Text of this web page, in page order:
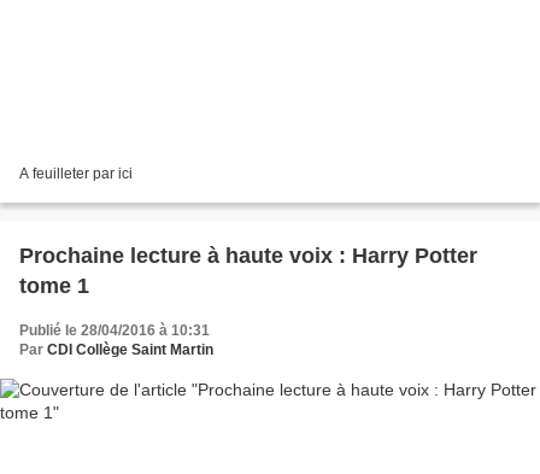
A feuilleter par ici
Prochaine lecture à haute voix : Harry Potter
tome 1
Publié le 28/04/2016 à 10:31
Par CDI Collège Saint Martin